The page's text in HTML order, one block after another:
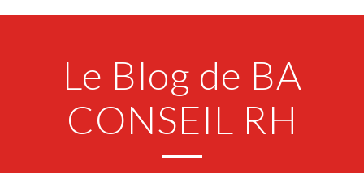
Le Blog de BA
CONSEIL RH